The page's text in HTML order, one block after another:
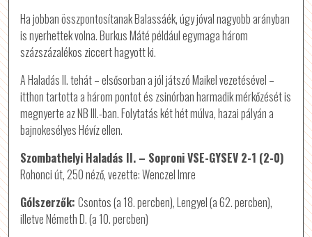
Ha jobban összpontosítanak Balassáék, úgy jóval nagyobb arányban
is nyerhettek volna. Burkus Máté például egymaga három
százszázalékos ziccert hagyott ki.
A Haladás II. tehát – elsősorban a jól játszó Maikel vezetésével –
itthon tartotta a három pontot és zsinórban harmadik mérkőzését is
megnyerte az NB III.-ban. Folytatás két hét múlva, hazai pályán a
bajnokesélyes Hévíz ellen.
Szombathelyi Haladás II. – Soproni VSE-GYSEV 2-1 (2-0)
Rohonci út, 250 néző, vezette: Wenczel Imre
Gólszerzők:Csontos (a 18. percben), Lengyel (a 62. percben),
illetve Németh D. (a 10. percben)